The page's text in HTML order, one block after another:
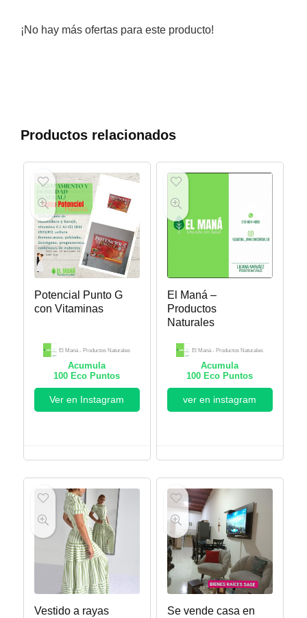
¡No hay más ofertas para este producto!
Productos relacionados
Potencial Punto G
con Vitaminas
El Maná - Productos Naturales
Acumula
100 Eco Puntos
Ver en Instagram
El Maná –
Productos
Naturales
El Maná - Productos Naturales
Acumula
100 Eco Puntos
ver en instagram
Vestido a rayas
Se vende casa en